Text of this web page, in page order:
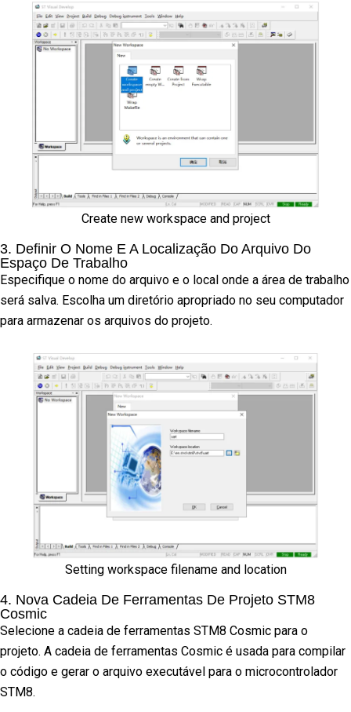
Create new workspace and project
3. Definir O Nome E A Localização Do Arquivo Do
Espaço De Trabalho
Especifique o nome do arquivo e o local onde a área de trabalho
será salva. Escolha um diretório apropriado no seu computador
para armazenar os arquivos do projeto.
Setting workspace filename and location
4. Nova Cadeia De Ferramentas De Projeto STM8
Cosmic
Selecione a cadeia de ferramentas STM8 Cosmic para o
projeto. A cadeia de ferramentas Cosmic é usada para compilar
o código e gerar o arquivo executável para o microcontrolador
STM8.